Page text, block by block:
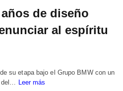
de diseño
al espíritu
su etapa bajo el Grupo BMW con un
del…
Leer más